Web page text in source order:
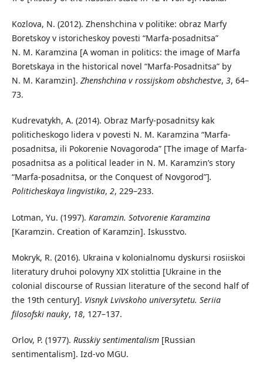
Kozlova, N. (2012). Zhenshchina v politike: obraz Marfy
Boretskoy v istoricheskoy povesti “Marfa-posadnitsa”
N. M. Karamzina [A woman in politics: the image of Marfa
Boretskaya in the historical novel “Marfa-Posadnitsa” by
N. M. Karamzin]. Zhenshchina v rossijskom obshchestve, 3, 64–
73.
Kudrevatykh, A. (2014). Obraz Marfy-posadnitsy kak
politicheskogo lidera v povesti N. M. Karamzina “Marfa-
posadnitsa, ili Pokorenie Novagoroda” [The image of Marfa-
posadnitsa as a political leader in N. M. Karamzin’s story
“Marfa-posadnitsa, or the Conquest of Novgorod”].
Politicheskaya lingvistika, 2, 229–233.
Lotman, Yu. (1997). Karamzin. Sotvorenie Karamzina
[Karamzin. Creation of Karamzin]. Iskusstvo.
Mokryk, R. (2016). Ukraina v kolonialnomu dyskursi rosiiskoi
literatury druhoi polovyny XIX stolittia [Ukraine in the
colonial discourse of Russian literature of the second half of
the 19th century]. Visnyk Lvivskoho universytetu. Seriia
filosofski nauky, 18, 127–137.
Orlov, P. (1977). Russkiy sentimentalism[Russian
sentimentalism]. Izd-vo MGU.